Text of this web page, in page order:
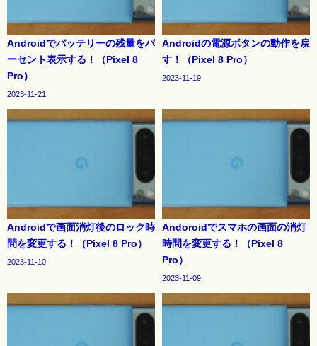
Androidでバッテリーの残量をパ
ーセント表示する！（Pixel 8
Pro）
2023-11-21
Androidの電源ボタンの動作を戻
す！（Pixel 8 Pro）
2023-11-19
Androidで画面消灯後のロック時
間を変更する！（Pixel 8 Pro）
2023-11-10
Andoroidでスマホの画面の消灯
時間を変更する！（Pixel 8
Pro）
2023-11-09